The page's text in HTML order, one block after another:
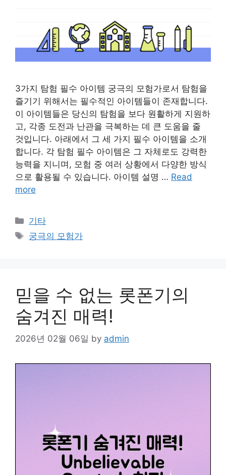
3가지 탐험 필수 아이템 궁극의 모험가로서 탐험을
즐기기 위해서는 필수적인 아이템들이 존재합니다.
이 아이템들은 당신의 탐험을 보다 원활하게 지원하
고, 각종 도전과 난관을 극복하는 데 큰 도움을 줄
것입니다. 아래에서 그 세 가지 필수 아이템을 소개
합니다. 각 탐험 필수 아이템은 그 자체로도 강력한
능력을 지니며, 모험 중 여러 상황에서 다양한 방식
으로 활용될 수 있습니다. 아이템 설명 … Read
more
Categories
기타
Tags
궁극의 모험가
믿을 수 없는 롯폰기의
숨겨진 매력!
2026년 02월 06일 by admin